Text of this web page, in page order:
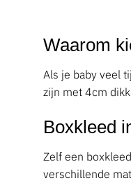
Waarom
Als je baby veel
zijn met 4cm
Boxkleed
Zelf een
verschillende